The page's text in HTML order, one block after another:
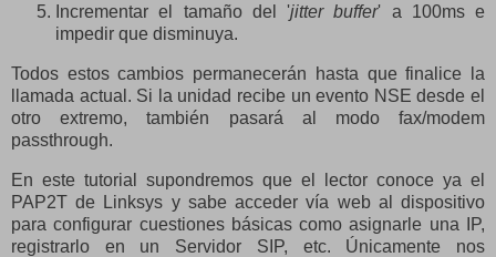
Incrementar el tamaño del 'jitter buffer' a 100ms e
impedir que disminuya.
Todos estos cambios permanecerán hasta que finalice la
llamada actual. Si la unidad recibe un evento NSE desde el
otro extremo, también pasará al modo fax/modem
passthrough.
En este tutorial supondremos que el lector conoce ya el
PAP2T de Linksys y sabe acceder vía web al dispositivo
para configurar cuestiones básicas como asignarle una IP,
registrarlo en un Servidor SIP, etc. Únicamente nos